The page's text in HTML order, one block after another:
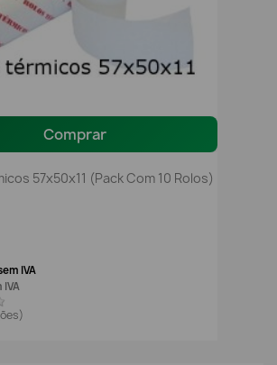
Comprar
57x50x11 (pack Com 10 Rolos)
IVA
IVA